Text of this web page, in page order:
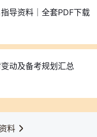
导资料｜全套PDF下载
动及备考规划汇总
料